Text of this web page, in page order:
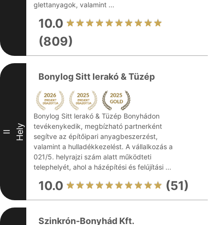
glettanyagok, valamint ...
10.0
(809)
II Hely
Bonylog Sitt lerakó & Tüzép
Bonylog Sitt lerakó & Tüzép Bonyhádon
tevékenykedik, megbízható partnerként
segítve az építőipari anyagbeszerzést,
valamint a hulladékkezelést. A vállalkozás a
021/5. helyrajzi szám alatt működteti
telephelyét, ahol a házépítési és felújítási ...
10.0 (51)
Szinkrón-Bonyhád Kft.